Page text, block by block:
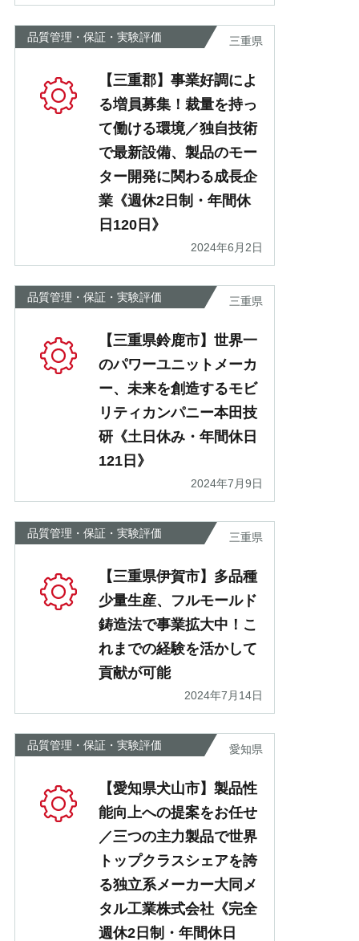
品質管理・保証・実験評価 三重県
【三重郡】事業好調によ
る増員募集！裁量を持っ
て働ける環境／独自技術
で最新設備、製品のモー
ター開発に関わる成長企
業《週休2日制・年間休
日120日》
2024年6月2日
品質管理・保証・実験評価 三重県
【三重県鈴鹿市】世界一
のパワーユニットメーカ
ー、未来を創造するモビ
リティカンパニー本田技
研《土日休み・年間休日
121日》
2024年7月9日
品質管理・保証・実験評価 三重県
【三重県伊賀市】多品種
少量生産、フルモールド
鋳造法で事業拡大中！こ
れまでの経験を活かして
貢献が可能
2024年7月14日
品質管理・保証・実験評価 愛知県
【愛知県犬山市】製品性
能向上への提案をお任せ
／三つの主力製品で世界
トップクラスシェアを誇
る独立系メーカー大同メ
タル工業株式会社《完全
週休2日制・年間休日